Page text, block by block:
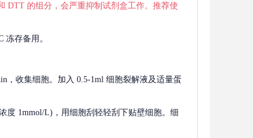
DTT 的组分，会严重抑制试剂盒工作。推荐使
冻存备用。
，收集细胞。加入 0.5-1ml 细胞裂解液及适量蛋
度 1mmol/L)，用细胞刮轻轻刮下贴壁细胞。细